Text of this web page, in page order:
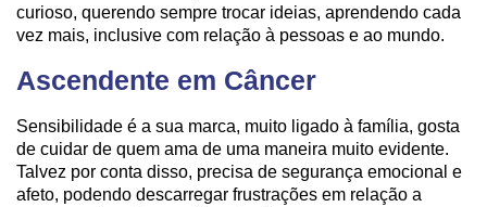
curioso, querendo sempre trocar ideias, aprendendo cada
vez mais, inclusive com relação à pessoas e ao mundo.
Ascendente em Câncer
Sensibilidade é a sua marca, muito ligado à família, gosta
de cuidar de quem ama de uma maneira muito evidente.
Talvez por conta disso, precisa de segurança emocional e
afeto, podendo descarregar frustrações em relação a